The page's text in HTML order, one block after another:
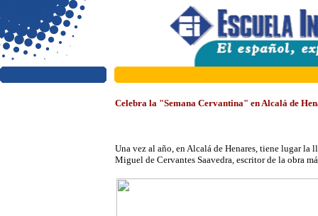
Celebra la "Semana Cervantina" en Alcalá de
Una vez al año, en Alcalá de Henares, tiene lugar la
Miguel de Cervantes Saavedra, escritor de la obra